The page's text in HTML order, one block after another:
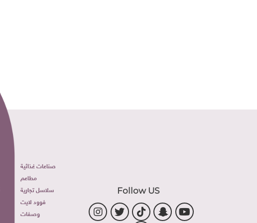
Follow US
صناعات غذائية
مطاعم
سلاسل تجارية
فوود لايت
وصفات